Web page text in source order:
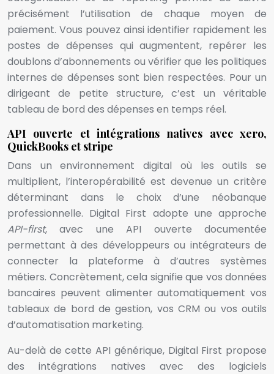
précisément l’utilisation de chaque moyen de
paiement. Vous pouvez ainsi identifier rapidement les
postes de dépenses qui augmentent, repérer les
doublons d’abonnements ou vérifier que les politiques
internes de dépenses sont bien respectées. Pour un
dirigeant de petite structure, c’est un véritable
tableau de bord des dépenses en temps réel.
API ouverte et intégrations natives avec xero,
QuickBooks et stripe
Dans un environnement digital où les outils se
multiplient, l’interopérabilité est devenue un critère
déterminant dans le choix d’une néobanque
professionnelle. Digital First adopte une approche
API-first, avec une API ouverte documentée
permettant à des développeurs ou intégrateurs de
connecter la plateforme à d’autres systèmes
métiers. Concrètement, cela signifie que vos données
bancaires peuvent alimenter automatiquement vos
tableaux de bord de gestion, vos CRM ou vos outils
d’automatisation marketing.
Au-delà de cette API générique, Digital First propose
des intégrations natives avec des logiciels